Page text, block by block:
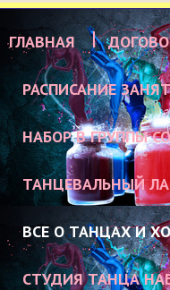
ГЛАВНАЯ
РАСПИСАНИЕ
НАБОР В ГРУППЫ
ТАНЦЕВАЛЬНЫЙ
ВСЕ О ТАНЦАХ И
СТУДИЯ ТАНЦА